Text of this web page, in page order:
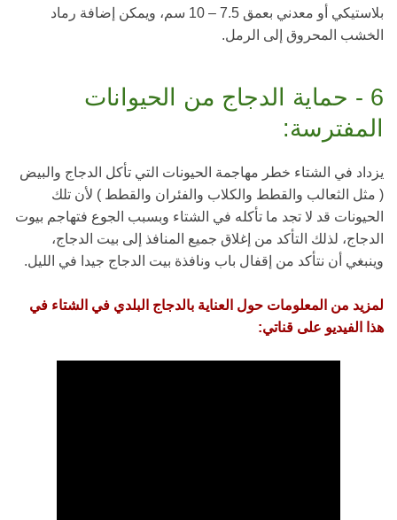
بلاستيكي أو معدني بعمق 7.5 – 10 سم، ويمكن إضافة رماد
الخشب المحروق إلى الرمل.
6 - حماية الدجاج من الحيوانات
المفترسة:
يزداد في الشتاء خطر مهاجمة الحيونات التي تأكل الدجاج والبيض
( مثل الثعالب والقطط والكلاب والفئران والقطط ) لأن تلك
الحيونات قد لا تجد ما تأكله في الشتاء وبسبب الجوع فتهاجم بيوت
الدجاج، لذلك التأكد من إغلاق جميع المنافذ إلى بيت الدجاج،
وينبغي أن نتأكد من إقفال باب ونافذة بيت الدجاج جيدا في الليل.
لمزيد من المعلومات حول العناية بالدجاج البلدي في الشتاء في
هذا الفيديو على قناتي: